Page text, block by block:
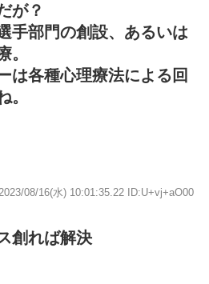
が？
手部門の創設、あるいは
。
は各種心理療法による回
。
2023/08/16(水) 10:01:35.22 ID:U+vj+aO00
創れば解決